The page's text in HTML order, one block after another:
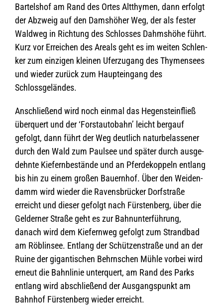
Bartels­hof am Rand des Ortes Alt­thy­men, dann erfolgt
der Abzweig auf den Dams­hö­her Weg, der als fes­ter
Wald­weg in Rich­tung des Schlos­ses Dahms­höhe führt.
Kurz vor Errei­chen des Are­als geht es im wei­ten Schlen­
ker zum ein­zi­gen klei­nen Ufer­zu­gang des Thy­men­sees
und wie­der zurück zum Haupt­ein­gang des
Schlossgeländes.
Anschlie­ßend wird noch ein­mal das Hegen­stein­fließ
über­quert und der ‘Forst­au­to­bahn’ leicht berg­auf
gefolgt, dann führt der Weg deut­lich natur­be­las­se­ner
durch den Wald zum Paul­see und spä­ter durch aus­ge­
dehnte Kie­fern­be­stände und an Pfer­de­kop­peln ent­lang
bis hin zu einem gro­ßen Bau­ern­hof. Über den Wei­den­
damm wird wie­der die Ravens­brü­cker Dorf­straße
erreicht und die­ser gefolgt nach Fürs­ten­berg, über die
Gel­derner Straße geht es zur Bahn­un­ter­füh­rung,
danach wird dem Kie­fern­weg gefolgt zum Strand­bad
am Röb­lin­see. Ent­lang der Schüt­zen­straße und an der
Ruine der gigan­ti­schen Behrn­schen Mühle vor­bei wird
erneut die Bahn­li­nie unter­quert, am Rand des Parks
ent­lang wird abschlie­ßend der Aus­gangs­punkt am
Bahn­hof Fürs­ten­berg wie­der erreicht.